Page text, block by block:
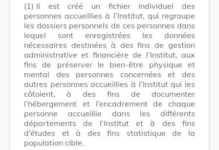
(1) Il est créé un fichier individuel des
personnes accueillies à l’Institut, qui regroupe
les dossiers personnels de ces personnes dans
lequel sont enregistrées les données
nécessaires destinées à des fins de gestion
administrative et financière de l’Institut, aux
fins de préserver le bien-être physique et
mental des personnes concernées et des
autres personnes accueillies à l’Institut qui les
côtoient, à des fins de documenter
l’hébergement et l’encadrement de chaque
personne accueillie dans les diffé­rents
départements de l’Institut et à des fins
d’études et à des fins statistique de la
population cible.